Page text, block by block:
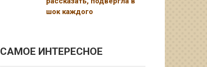
шок каждого
САМОЕ ИНТЕРЕСНОЕ